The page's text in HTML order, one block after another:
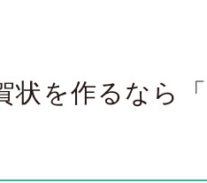
状を作るなら